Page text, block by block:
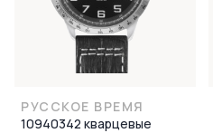
РУССКОЕ ВРЕМЯ
10940342 кварцевые